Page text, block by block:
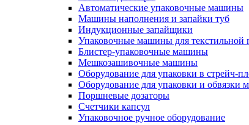
Автоматические упаковочные машины
Машины наполнения и запайки туб
Индукционные запайщики
Упаковочные машины для текстильной
Блистер-упаковочные машины
Мешкозашивочные машины
Оборудование для упаковки в стрейч-
Оборудование для упаковки и обвязки
Поршневые дозаторы
Счетчики капсул
Упаковочное ручное оборудование